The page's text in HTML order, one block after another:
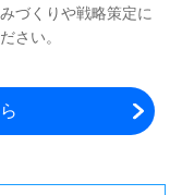
づくりや戦略策定に
さい。